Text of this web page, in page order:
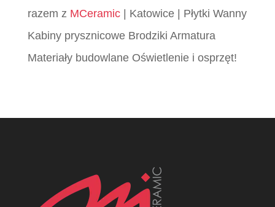
razem z MCeramic| Katowice | Płytki Wanny
Kabiny prysznicowe Brodziki Armatura
Materiały budowlane Oświetlenie i osprzęt!